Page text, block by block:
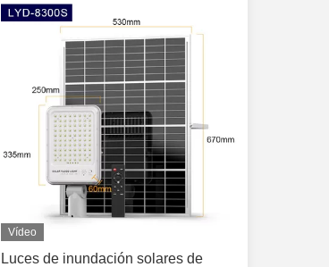
Vídeo
Luces de inundación solares de